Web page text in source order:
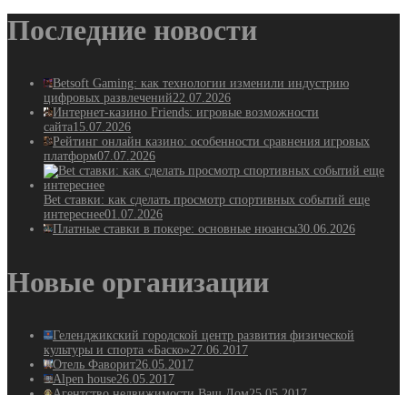
Последние новости
Betsoft Gaming: как технологии изменили индустрию
цифровых развлечений22.07.2026
Интернет-казино Friends: игровые возможности
сайта15.07.2026
Рейтинг онлайн казино: особенности сравнения игровых
платформ07.07.2026
Bet ставки: как сделать просмотр спортивных событий еще
интереснее01.07.2026
Платные ставки в покере: основные нюансы30.06.2026
Новые организации
Геленджикский городской центр развития физической
культуры и спорта «Баско»27.06.2017
Отель Фаворит26.05.2017
Alpen house26.05.2017